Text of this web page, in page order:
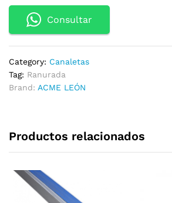
Consultar
Category: Canaletas
Tag: Ranurada
Brand: ACME LEÓN
Productos relacionados